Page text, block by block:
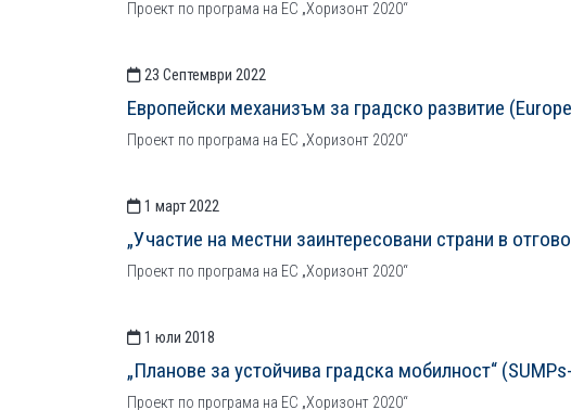
Проект по програма на ЕС „Хоризонт 2020“
23 Септември 2022
Европейски механизъм за градско развитие
Проект по програма на ЕС „Хоризонт 2020“
1 март 2022
„Участие на местни заинтересовани страни в
Проект по програма на ЕС „Хоризонт 2020“
1 юли 2018
„Планове за устойчива градска мобилност“
Проект по програма на ЕС „Хоризонт 2020“